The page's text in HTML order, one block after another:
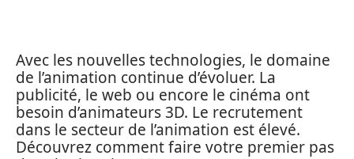
Avec les nouvelles technologies, le domaine
de l’animation continue d’évoluer. La
publicité, le web ou encore le cinéma ont
besoin d’animateurs 3D. Le recrutement
dans le secteur de l’animation est élevé.
Découvrez comment faire votre premier pas